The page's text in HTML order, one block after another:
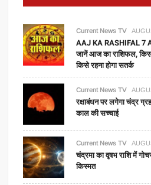
Current News TV
AAJ KA RASHIFAL 7
जानें आज का राशिफल,
किसे रहना होगा सतर्क
Current News TV
रक्षाबंधन पर लगेगा चंद्र
काल की सच्चाई
Current News TV
चंद्रमा का वृषभ राशि में
किस्मत